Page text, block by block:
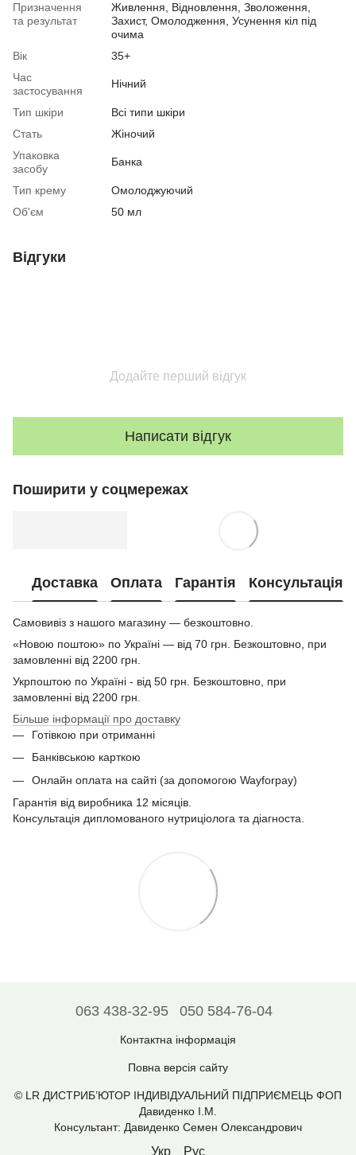
Призначення
та результат
Живлення, Відновлення, Зволоження,
Захист, Омолодження, Усунення кіл під
очима
Вік
35+
Час
застосування
Нічний
Тип шкіри
Всі типи шкіри
Стать
Жіночий
Упаковка
засобу
Банка
Тип крему
Омолоджуючий
Об'єм
50 мл
Відгуки
Додайте перший відгук
Написати відгук
Поширити у соцмережах
Доставка Оплата Гарантія Консультація
Самовивіз з нашого магазину — безкоштовно.
«Новою поштою» по Україні — від 70 грн. Безкоштовно, при
замовленні від 2200 грн.
Укрпоштою по Україні - від 50 грн. Безкоштовно, при
замовленні від 2200 грн.
Більше інформації про доставку
Готівкою при отриманні
Банківською карткою
Онлайн оплата на сайті (за допомогою Wayforpay)
Гарантія від виробника 12 місяців.
Консультація дипломованого нутриціолога та діагноста.
063 438-32-95 050 584-76-04
Контактна інформація
Повна версія сайту
© LR ДИСТРИБ’ЮТОР ІНДИВІДУАЛЬНИЙ ПІДПРИЄМЕЦЬ ФОП
Давиденко І.М.
Консультант: Давиденко Семен Олександрович
Укр Рус